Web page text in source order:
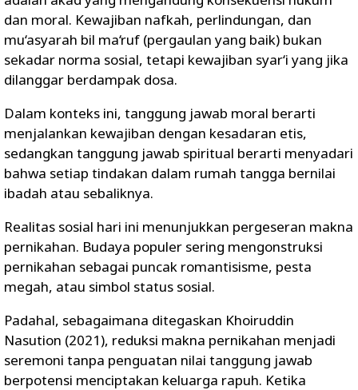
dan moral. Kewajiban nafkah, perlindungan, dan
mu‘asyarah bil ma‘ruf (pergaulan yang baik) bukan
sekadar norma sosial, tetapi kewajiban syar‘i yang jika
dilanggar berdampak dosa.
Dalam konteks ini, tanggung jawab moral berarti
menjalankan kewajiban dengan kesadaran etis,
sedangkan tanggung jawab spiritual berarti menyadari
bahwa setiap tindakan dalam rumah tangga bernilai
ibadah atau sebaliknya.
Realitas sosial hari ini menunjukkan pergeseran makna
pernikahan. Budaya populer sering mengonstruksi
pernikahan sebagai puncak romantisisme, pesta
megah, atau simbol status sosial.
Padahal, sebagaimana ditegaskan Khoiruddin
Nasution (2021), reduksi makna pernikahan menjadi
seremoni tanpa penguatan nilai tanggung jawab
berpotensi menciptakan keluarga rapuh. Ketika